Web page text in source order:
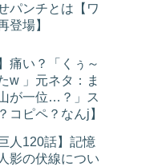
パンチとは【ワ
登場】
痛い？「くぅ～
w 」元ネタ：ま
が一位…？」ス
コピペ？なんj】
人120話】記憶
影の伏線につい